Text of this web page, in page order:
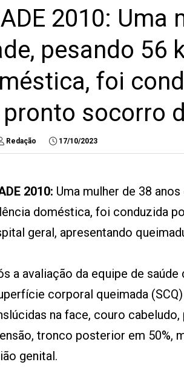
2010: Uma
pesando 56
foi
socorro
Redação 17/10/2023
2010: Uma mulher de 38
doméstica, foi conduzida
geral, apresentando
a avaliação da equipe de
corporal queimada
na face, couro
tronco posterior em 50%,
genital.